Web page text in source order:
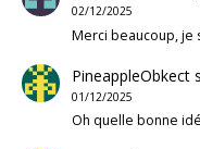
02/12/2025
Merci beaucoup, je
PineappleObkect
01/12/2025
Oh quelle bonne